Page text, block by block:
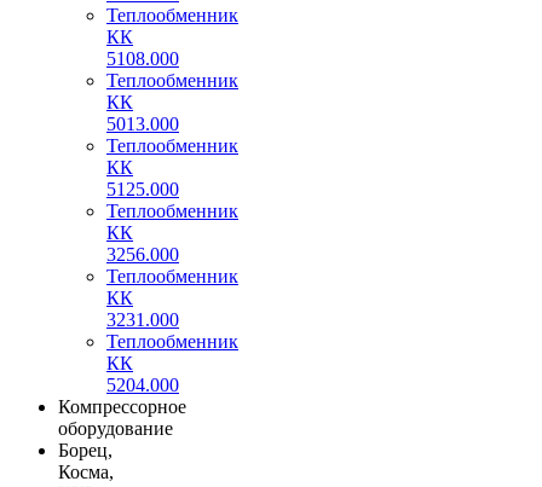
Теплообменник
КК
5108.000
Теплообменник
КК
5013.000
Теплообменник
КК
5125.000
Теплообменник
КК
3256.000
Теплообменник
КК
3231.000
Теплообменник
КК
5204.000
Компрессорное
оборудование
Борец,
Косма,